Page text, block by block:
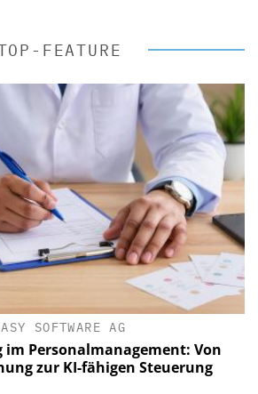
FEATURE
SOFTWARE AG
Personalmanagement: Von
zur KI-fähigen Steuerung